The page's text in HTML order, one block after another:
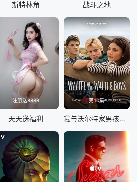
斯特林角 战斗之地
注册送8888
天天送福利
第10集
我与沃尔特家男孩的生活 第三季